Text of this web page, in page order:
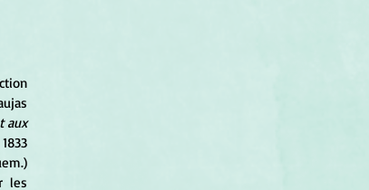
aux
les